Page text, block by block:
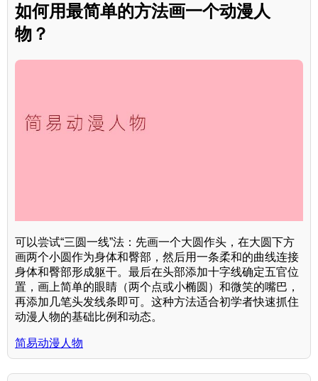
如何用最简单的方法画一个动漫人
物？
可以尝试“三圆一线”法：先画一个大圆作头，在大圆下方
画两个小圆作为身体和臀部，然后用一条柔和的曲线连接
身体和臀部形成躯干。最后在头部添加十字线确定五官位
置，画上简单的眼睛（两个点或小椭圆）和微笑的嘴巴，
再添加几笔头发线条即可。这种方法适合初学者快速抓住
动漫人物的基础比例和动态。
简易动漫人物